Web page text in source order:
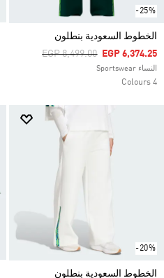
-25%
الخطوط السعودية بنطلون
Price Reduced From
EGP 8,499.00ToEGP 6,374.25
النساء Sportswear
4 Colours
-20%
الخطوط السعودية بنطلون